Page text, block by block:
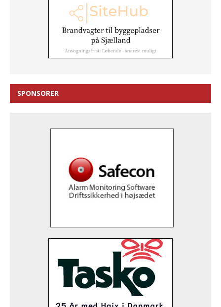
SPONSORER